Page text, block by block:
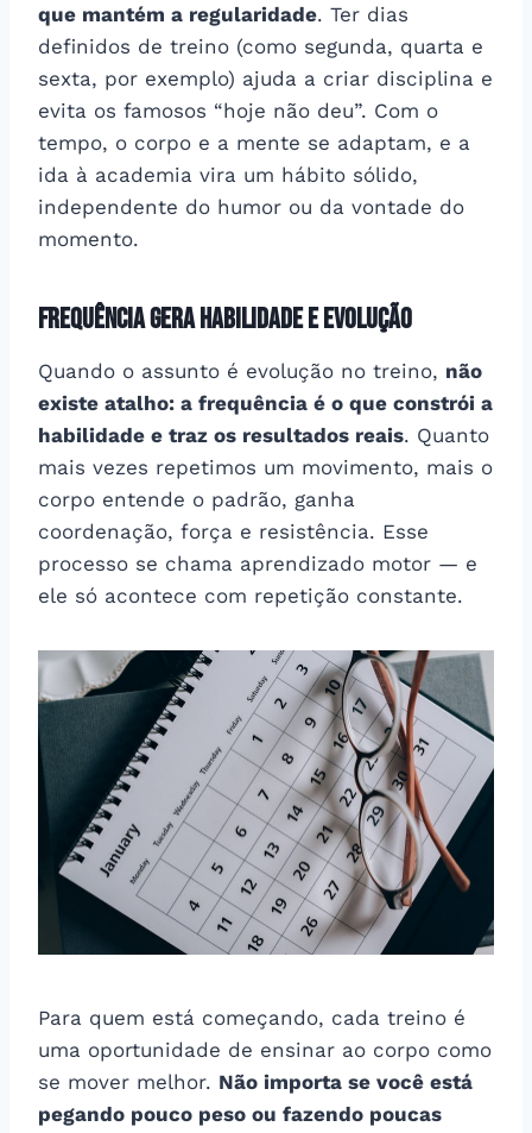
que mantém a regularidade. Ter dias
definidos de treino (como segunda, quarta e
sexta, por exemplo) ajuda a criar disciplina e
evita os famosos “hoje não deu”. Com o
tempo, o corpo e a mente se adaptam, e a
ida à academia vira um hábito sólido,
independente do humor ou da vontade do
momento.
Frequência gera habilidade e evolução
Quando o assunto é evolução no treino, não
existe atalho: a frequência é o que constrói a
habilidade e traz os resultados reais. Quanto
mais vezes repetimos um movimento, mais o
corpo entende o padrão, ganha
coordenação, força e resistência. Esse
processo se chama aprendizado motor — e
ele só acontece com repetição constante.
Para quem está começando, cada treino é
uma oportunidade de ensinar ao corpo como
se mover melhor. Não importa se você está
pegando pouco peso ou fazendo poucas